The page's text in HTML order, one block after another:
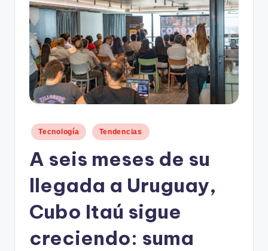
o
o
m
Publicado
en
Tecnología Tendencias
A seis meses de su
llegada a Uruguay,
Cubo Itaú sigue
creciendo: suma